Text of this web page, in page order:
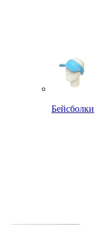
Бейсболки